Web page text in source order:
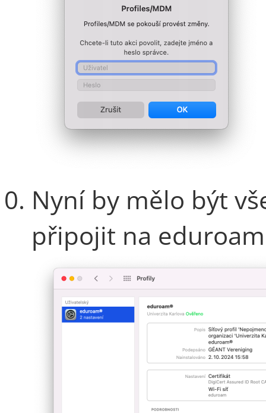
Nyní by mělo být
připojit na